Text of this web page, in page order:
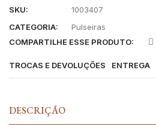
SKU:
1003407
CATEGORIA:
Pulseiras
COMPARTILHE ESSE PRODUTO:
TROCAS E DEVOLUÇÕES ENTREGA
DESCRIÇÃO